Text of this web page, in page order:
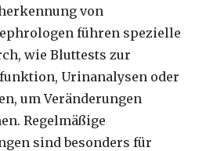
von
führen spezielle
wie Bluttests zur
Urinanalysen oder
um Veränderungen
Regelmäßige
sind besonders für